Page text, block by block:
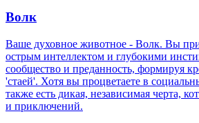
Волк
Ваше духовное животное - Волк. Вы
острым интеллектом и глубокими
сообщество и преданность, формируя
'стаей'. Хотя вы процветаете в
также есть дикая, независимая черта,
и приключений.